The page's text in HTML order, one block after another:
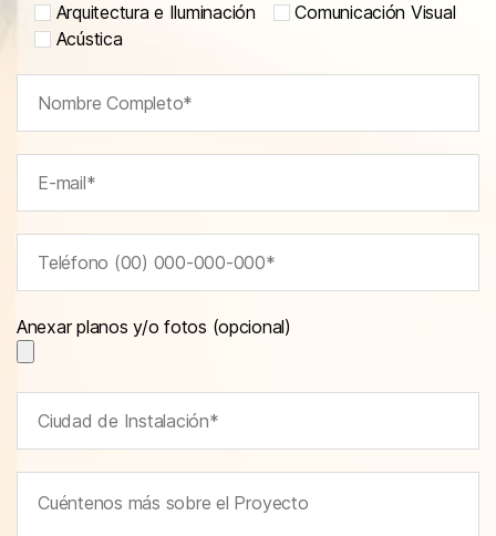
Arquitectura e Iluminación
Comunicación Visual
Acústica
Anexar planos y/o fotos (opcional)